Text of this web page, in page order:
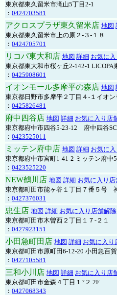
東京都東久留米市滝山5丁目2-1
： 0424703581
アクロスプラザ東久留米店 地図
東京都東久留米市上の原２-３-１８
： 0424705701
リコパ東大和店 地図 詳細 お気に
東京都東大和市桜ヶ丘2-142-1 LICOPA
： 0425908601
イオンモール多摩平の森店 地図
東京都日野市多摩平２丁目４-１イオ
： 0425826481
府中四谷店 地図 詳細 お気に入り店
東京都府中市四谷5-23-12 府中四谷
： 0423525011
ミッテン府中店 地図 詳細 お気に
東京都府中市宮町1-41-2 ミッテン府中
： 0423525220
NEW鶴川店 地図 詳細 お気に入り
東京都町田市能ヶ谷１丁目７番５号
： 0427376031
忠生店 地図 詳細 お気に入り店舗解除
東京都町田市木曽西２丁目１７-２１
： 0427923151
小田急町田店 地図 詳細 お気に入り
東京都町田市原町田6-12-20 小田急百
： 0427105581
三和小川店 地図 詳細 お気に入り店
東京都町田市金森４丁目１?２ 2F
： 0427068343